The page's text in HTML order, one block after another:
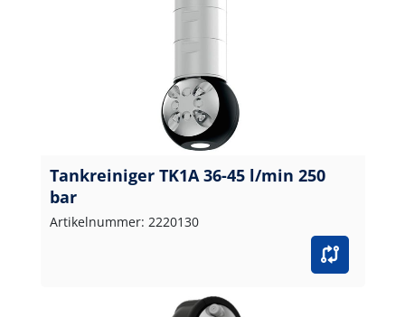
Tankreiniger TK1A 36-45 l/min 250
bar
Artikelnummer: 2220130